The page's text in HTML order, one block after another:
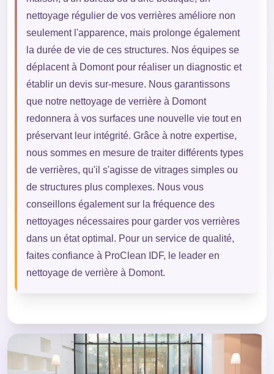
nettoyage régulier de vos verrières améliore non
seulement l'apparence, mais prolonge également
la durée de vie de ces structures. Nos équipes se
déplacent à Domont pour réaliser un diagnostic et
établir un devis sur-mesure. Nous garantissons
que notre nettoyage de verrière à Domont
redonnera à vos surfaces une nouvelle vie tout en
préservant leur intégrité. Grâce à notre expertise,
nous sommes en mesure de traiter différents types
de verrières, qu'il s'agisse de vitrages simples ou
de structures plus complexes. Nous vous
conseillons également sur la fréquence des
nettoyages nécessaires pour garder vos verrières
dans un état optimal. Pour un service de qualité,
faites confiance à ProClean IDF, le leader en
nettoyage de verrière à Domont.